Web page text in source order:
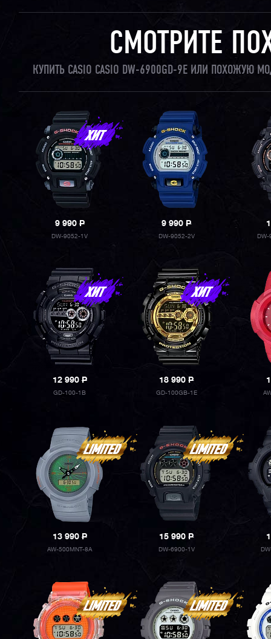
СМОТРИТЕ
КУПИТЬ CASIO CASIO DW-6900GD-9E ИЛИ ПОХОЖУЮ
9 990P
DW-9052-1V
9 990P
DW-9052-2V DW-
12 990P
GD-100-1B
18 990P
GD-100GB-1E
13 990P
AW-500MNT-8A
15 990P
DW-6900-1V